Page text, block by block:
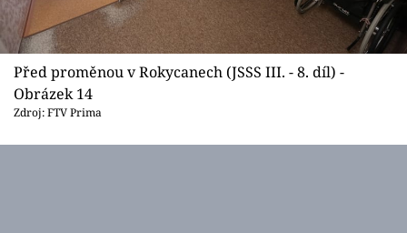
Před proměnou v Rokycanech (JSSS III. - 8. díl) -
Obrázek 14
Zdroj: FTV Prima